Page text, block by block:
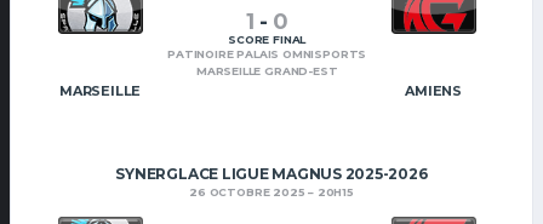
MARSEILLE AMIENS
1 - 0
SCORE FINAL
PATINOIRE PALAIS OMNISPORTS
MARSEILLE GRAND-EST
SYNERGLACE LIGUE MAGNUS 2025-2026
26 OCTOBRE 2025 20H15